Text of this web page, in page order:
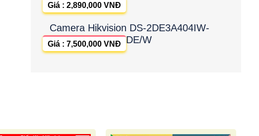
Giá : 2,890,000 VNĐ
Camera Hikvision DS-2DE3A404IW-
DE/W
Giá : 7,500,000 VNĐ